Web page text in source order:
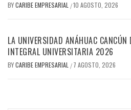
BYCARIBE EMPRESARIAL /10 AGOSTO, 2026
LA UNIVERSIDAD ANÁHUAC CANCÚN
INTEGRAL UNIVERSITARIA 2026
BYCARIBE EMPRESARIAL / 7 AGOSTO, 2026